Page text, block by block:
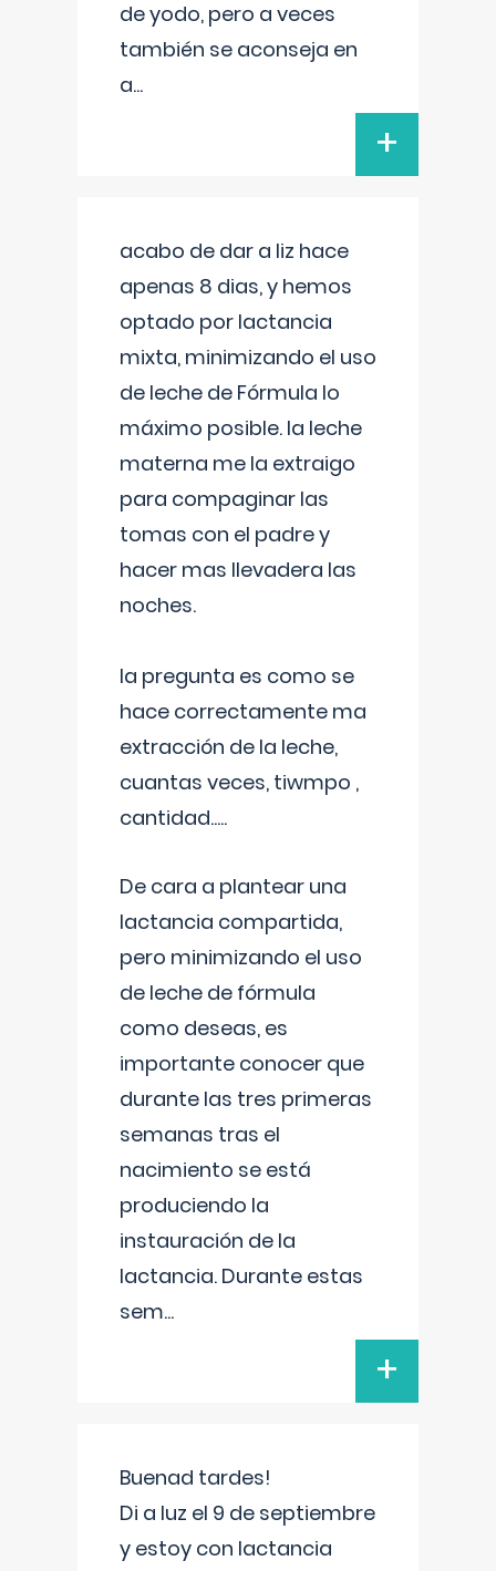
de yodo, pero a veces
también se aconseja en
a...
+
acabo de dar a liz hace
apenas 8 dias, y hemos
optado por lactancia
mixta, minimizando el uso
de leche de Fórmula lo
máximo posible. la leche
materna me la extraigo
para compaginar las
tomas con el padre y
hacer mas llevadera las
noches.
la pregunta es como se
hace correctamente ma
extracción de la leche,
cuantas veces, tiwmpo ,
cantidad.....
De cara a plantear una
lactancia compartida,
pero minimizando el uso
de leche de fórmula
como deseas, es
importante conocer que
durante las tres primeras
semanas tras el
nacimiento se está
produciendo la
instauración de la
lactancia. Durante estas
sem...
+
Buenad tardes!
Di a luz el 9 de septiembre
y estoy con lactancia